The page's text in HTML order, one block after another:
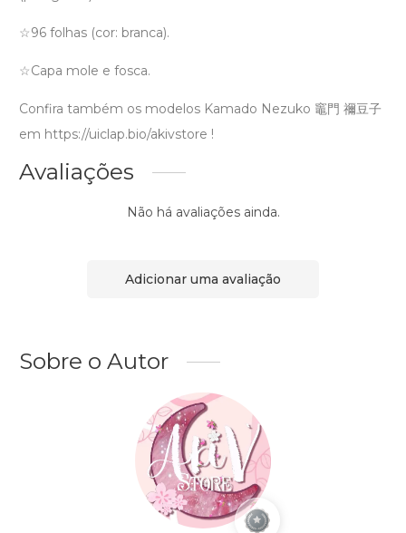
☆96 folhas (cor: branca).
☆Capa mole e fosca.
Confira também os modelos Kamado Nezuko 竈門 禰豆子
em https://uiclap.bio/akivstore !
Avaliações
Não há avaliações ainda.
Adicionar uma avaliação
Sobre o Autor